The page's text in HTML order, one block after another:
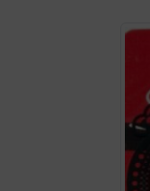
Wenn mehr als